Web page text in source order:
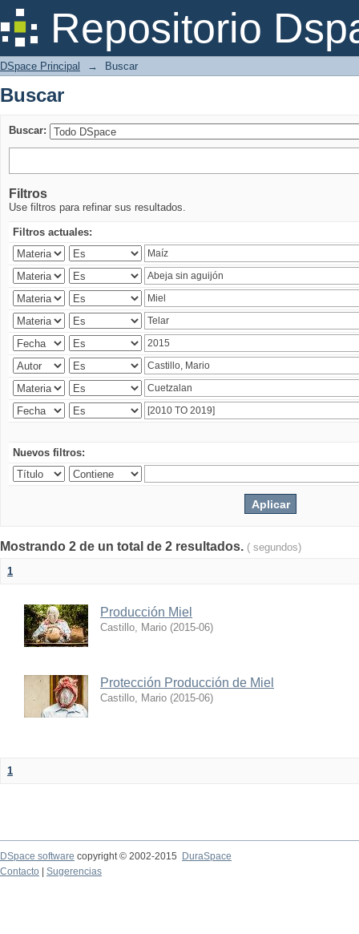
Repositorio
Buscar
DSpace Principal → Buscar
Buscar
Buscar:
Filtros
Use filtros para refinar sus resultados.
Filtros actuales:
Nuevos filtros:
Mostrando 2 de un total de 2 resultados. ( segundos)
1
Producción Miel
Castillo, Mario (2015-06)
Protección Producción de Miel
Castillo, Mario (2015-06)
1
DSpace software copyright © 2002-2015
DuraSpace
Contacto
Sugerencias